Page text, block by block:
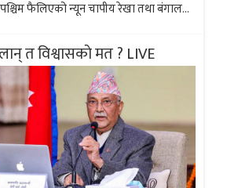
फैलिएको न्यून चापीय रेखा तथा बंगालको
त विश्वासकाे मत ? LIVE